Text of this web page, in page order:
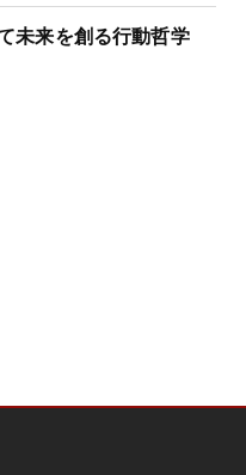
未来を創る行動哲学